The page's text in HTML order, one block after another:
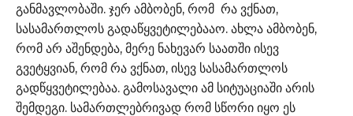
განმავლობაში. ჯერ ამბობენ, რომ რა ვქნათ,
სასამართლოს გადაწყვეტილებააო. ახლა ამბობენ,
რომ არ აშენდება, მერე ნახევარ საათში ისევ
გვეტყვიან, რომ რა ვქნათ, ისევ სასამართლოს
გადწყვეტილებაა. გამოსავალი ამ სიტუაციაში არის
შემდეგი. სამართლებრივად რომ სწორი იყო ეს